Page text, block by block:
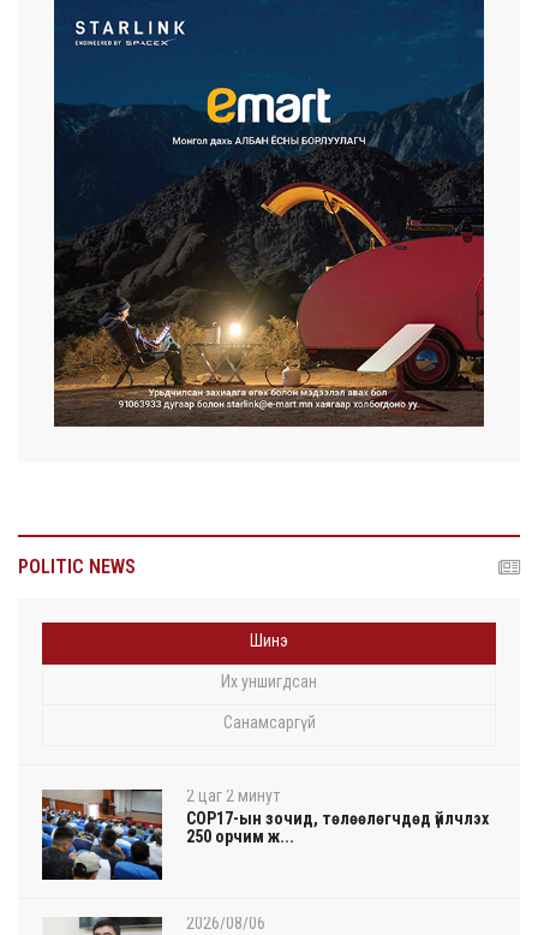
POLITIC NEWS
Шинэ
Их уншигдсан
Санамсаргүй
2 цаг 2 минут
COP17-ын зочид, төлөөлөгчдөд үйлчлэх
250 орчим ж...
2026/08/06